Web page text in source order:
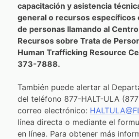
capacitación y asistencia
general o recursos específicos
de personas llamando al
Recursos sobre Trata de
Human Trafficking Resource
373-7888.
También puede alertar al
del teléfono 877-HALT-ULA
correo electrónico:
línea directa o mediante el
en línea. Para obtener más